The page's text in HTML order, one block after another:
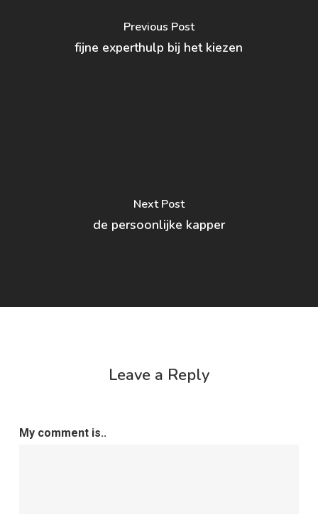
Previous Post
fijne experthulp bij het kiezen
Next Post
de persoonlijke kapper
Leave a Reply
My comment is..